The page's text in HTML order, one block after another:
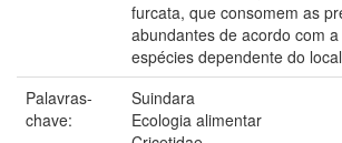
furcata, que consomem as
abundantes de acordo com
espécies dependente do
Palavras-
chave:
Suindara
Ecologia alimentar